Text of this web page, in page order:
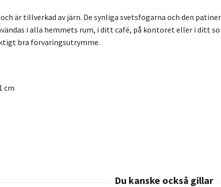
och är tillverkad av järn. De synliga svetsfogarna och den
i alla hemmets rum, i ditt café, på kontoret eller i ditt
bra förvaringsutrymme.
cm